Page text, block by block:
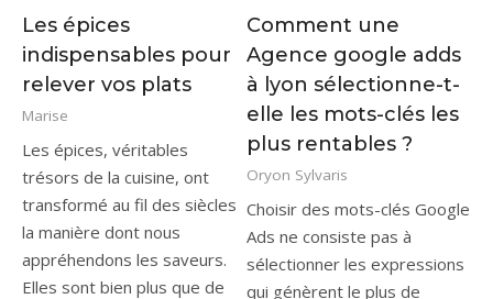
Les épices
indispensables pour
relever vos plats
Marise
Les épices, véritables
trésors de la cuisine, ont
transformé au fil des siècles
la manière dont nous
appréhendons les saveurs.
Elles sont bien plus que de
Comment une
Agence google adds
à lyon sélectionne-t-
elle les mots-clés les
plus rentables ?
Oryon Sylvaris
Choisir des mots-clés Google
Ads ne consiste pas à
sélectionner les expressions
qui génèrent le plus de